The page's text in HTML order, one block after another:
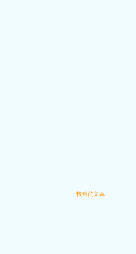
較舊的文章